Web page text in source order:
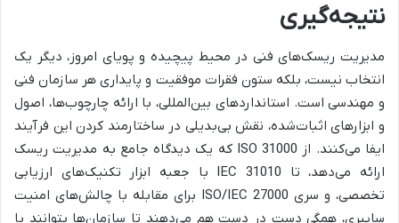
نتیجه‌گیری
مدیریت ریسک‌های فنی در محیط پیچیده و پویای امروز، دیگر یک
انتخاب نیست، بلکه ستون فقرات موفقیت و پایداری هر سازمان فنی
و مهندسی است. استانداردهای بین‌المللی، با ارائه چارچوب‌ها، اصول
و ابزارهای اثبات‌شده، نقش بی‌بدیلی در ساختارمند کردن این فرآیند
ایفا می‌کنند. از ISO 31000 که یک دیدگاه جامع به مدیریت ریسک
ارائه می‌دهد، تا IEC 31010 با جعبه ابزار تکنیک‌های ارزیابی
تخصصی، و سری ISO/IEC 27000 برای مقابله با چالش‌های امنیت
سایبری، همگی دست در دست هم می‌دهند تا سازمان‌ها بتوانند با